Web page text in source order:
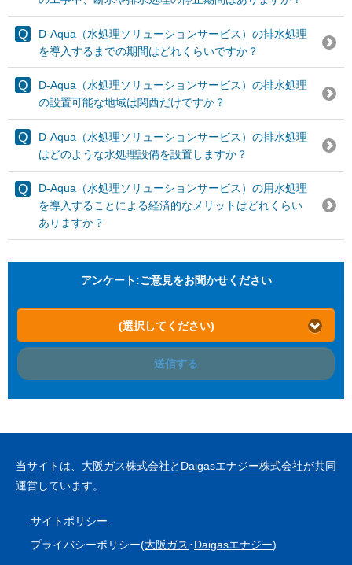
D-Aqua（水処理ソリューションサービス）の排水処理
を導入するまでの期間はどれくらいですか？
D-Aqua（水処理ソリューションサービス）の排水処理
の設置可能な地域は関西だけですか？
D-Aqua（水処理ソリューションサービス）の排水処理
はどのような水処理設備を設置しますか？
D-Aqua（水処理ソリューションサービス）の用水処理
を導入することによる経済的なメリットはどれくらい
ありますか？
アンケート:ご意見をお聞かせください
(選択してください)
送信する
当サイトは、 大阪ガス株式会社と Daigasエナジー株式会社が共同
運営しています。
サイトポリシー
プライバシーポリシー(大阪ガス ･Daigasエナジー)